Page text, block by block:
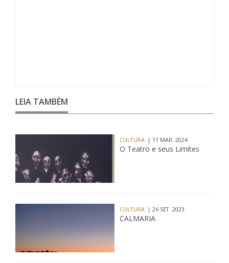
LEIA TAMBÉM
CULTURA | 11 MAR. 2024
O Teatro e seus Limites
CULTURA | 26 SET. 2023
CALMARIA